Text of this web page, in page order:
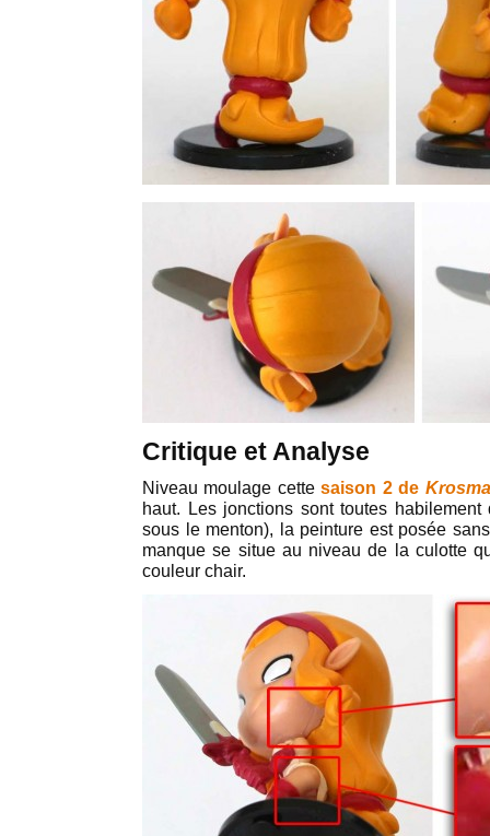
Critique et Analyse
Niveau moulage cettesaison 2 de
haut. Les jonctions sont toutes
sous le menton), la peinture est posée
manque se situe au niveau de la culotte
couleur chair.